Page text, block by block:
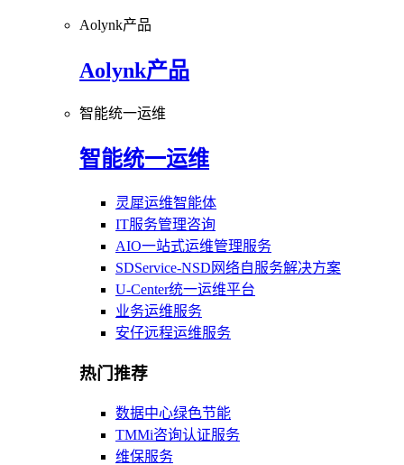
Aolynk产品
Aolynk产品
智能统一运维
智能统一运维
灵犀运维智能体
IT服务管理咨询
AIO一站式运维管理服务
SDService-NSD网络自服务解决方案
U-Center统一运维平台
业务运维服务
安仔远程运维服务
热门推荐
数据中心绿色节能
TMMi咨询认证服务
维保服务